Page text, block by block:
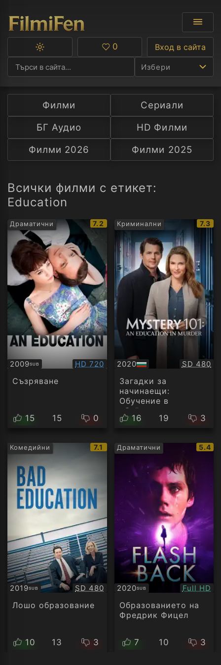
Избери
Ф
С
А
Превключване
тъмна
тема
Любими
0 Вход в сайта
Филми
Сериали
БГ Аудио
HD Филми
Филми 2026
Филми 2025
Всички филми с етикет:
Education
Драматични
IMDb
рейтинг:
7.2
2009SUB
Субтитри Качество:
HD 720
Съзряване
15 15 0
Криминални
IMDb
7.3
2020
БГ
аудио
SD 480
Загадки за
начинаещи:
Обучение в
убийство
16 19 3
Комедийни
IMDb
рейтинг:
7.1
2019SUB
Субтитри Качество:
SD 480
Лошо образование
10 13 3
Драматични
IMDb
5.4
2020SUB
Субтитри Full HD
Образованието на
Фредрик Фицел
7 10 3